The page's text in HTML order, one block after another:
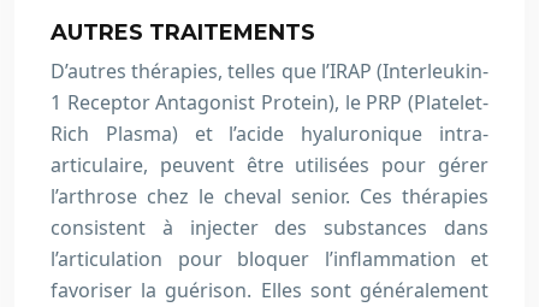
AUTRES TRAITEMENTS
D’autres thérapies, telles que l’IRAP (Interleukin-
1 Receptor Antagonist Protein), le PRP (Platelet-
Rich Plasma) et l’acide hyaluronique intra-
articulaire, peuvent être utilisées pour gérer
l’arthrose chez le cheval senior. Ces thérapies
consistent à injecter des substances dans
l’articulation pour bloquer l’inflammation et
favoriser la guérison. Elles sont généralement